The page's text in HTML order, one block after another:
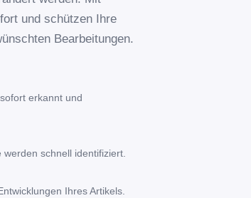
und schützen Ihre
Bearbeitungen.
erkannt und
schnell identifiziert.
Ihres Artikels.